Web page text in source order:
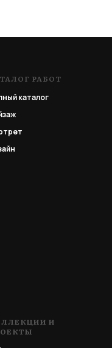
РАБОТ
каталог
И